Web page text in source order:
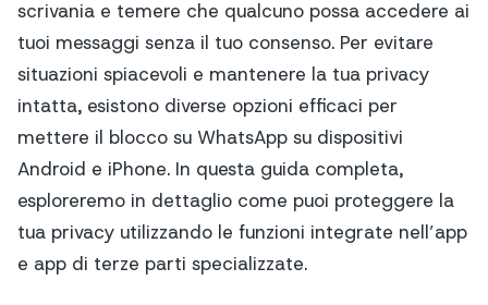
scrivania e temere che qualcuno possa accedere ai
tuoi messaggi senza il tuo consenso. Per evitare
situazioni spiacevoli e mantenere la tua privacy
intatta, esistono diverse opzioni efficaci per
mettere il blocco su WhatsApp su dispositivi
Android e iPhone. In questa guida completa,
esploreremo in dettaglio come puoi proteggere la
tua privacy utilizzando le funzioni integrate nell’app
e app di terze parti specializzate.